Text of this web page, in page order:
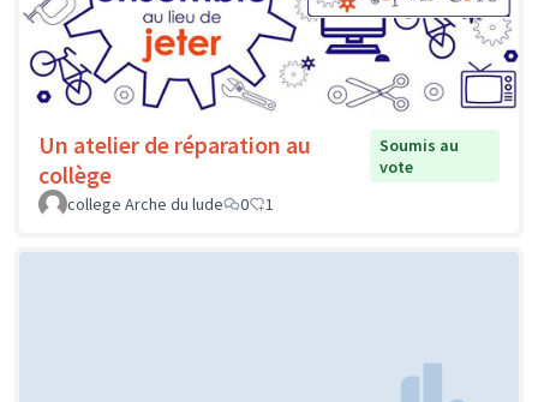
Un atelier de réparation au
collège
Soumis au
vote
college Arche du lude
0 1